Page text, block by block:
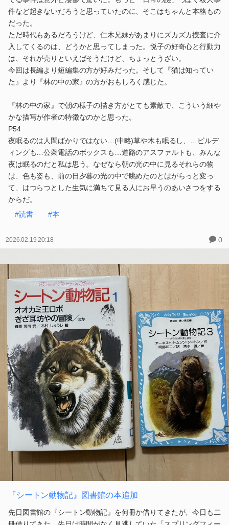
件など起きないだろうと思っていたのに、そこはちゃんと本格もの
だった。
ただ時代もあるだろうけど、仁木兄妹があまりにズカズカ捜査に介
入してくるのは、どうかと思ってしまった。悦子の好奇心と行動力
は、それが売りといえばそうだけど、ちょっとうざい。
今回は長編より短編集の方が好みだった。そして『猫は知ってい
た』より『林の中の家』の方がおもしろく感じた。
『林の中の家』で朝の様子の描き方がとても素敵で、こういう細や
かな描写が作者の特徴なのかと思った。
P54
夜眠るのは人間ばかりではない…(中略)草や木も眠るし、…ビルデ
ィングも…公衆電話のボックスも…道路のアスファルトも、みんな
夜は眠るのだと私は思う。なぜなら朝の光の中に見るそれらの物
は、色も姿も、前の日夕暮の光の中で眺めたのとはがらっと変っ
て、はつらつとした生気に満ちて見る人にお早うのあいさつをする
からだ。
#読書
#本
2026.02.19 20:18 0
『シートン動物記』図書館の本追加
先日図書館の『シートン動物記』を何冊か借りてきたが、今日も二